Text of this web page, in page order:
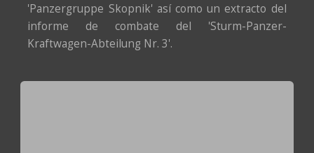
'Panzergruppe Skopnik' así como un extracto del
informe de combate del 'Sturm-Panzer-
Kraftwagen-Abteilung Nr. 3'.